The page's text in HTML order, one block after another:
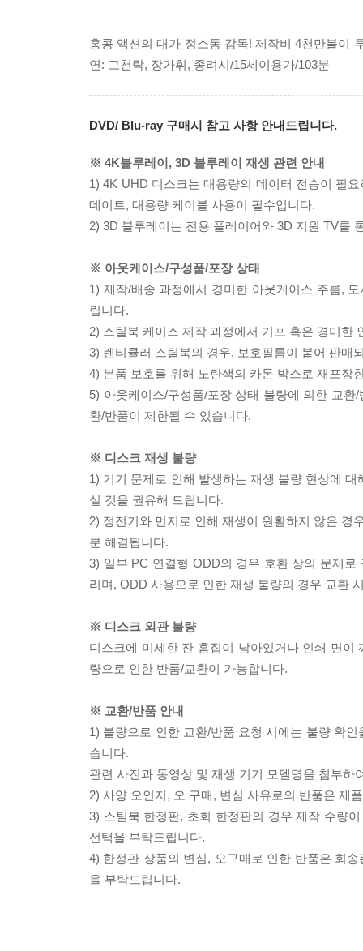
홍콩 액션의 대가 정소동 감독! 제작비 4천만불이
연: 고천락, 장가휘, 종려시/15세이용가/103분
DVD/ Blu-ray 구매시 참고 사항 안내드립니다.
※ 4K블루레이, 3D 블루레이 재생 관련 안내
1) 4K UHD 디스크는 대용량의 데이터 전송이 필
데이트, 대용량 케이블 사용이 필수입니다.
2) 3D 블루레이는 전용 플레이어와 3D 지원 TV를
※ 아웃케이스/구성품/포장 상태
1) 제작/배송 과정에서 경미한 아웃케이스 주름,
립니다.
2) 스틸북 케이스 제작 과정에서 기포 혹은 경미한
3) 렌티큘러 스틸북의 경우, 보호필름이 붙어 판매
4) 본품 보호를 위해 노란색의 카톤 박스로 재포장
5) 아웃케이스/구성품/포장 상태 불량에 의한 교
환/반품이 제한될 수 있습니다.
※ 디스크 재생 불량
1) 기기 문제로 인해 발생하는 재생 불량 현상에
실 것을 권유해 드립니다.
2) 정전기와 먼지로 인해 재생이 원활하지 않은 경
분 해결됩니다.
3) 일부 PC 연결형 ODD의 경우 호환 상의 문제
리며, ODD 사용으로 인한 재생 불량의 경우 교환
※ 디스크 외관 불량
디스크에 미세한 잔 흠집이 남아있거나 인쇄 면
량으로 인한 반품/교환이 가능합니다.
※ 교환/반품 안내
1) 불량으로 인한 교환/반품 요청 시에는 불량 확
습니다.
관련 사진과 동영상 및 재생 기기 모델명을 첨부하
2) 사양 오인지, 오 구매, 변심 사유로의 반품은 제
3) 스틸북 한정판, 초회 한정판의 경우 제작 수량
선택을 부탁드립니다.
4) 한정판 상품의 변심, 오구매로 인한 반품은 회
을 부탁드립니다.